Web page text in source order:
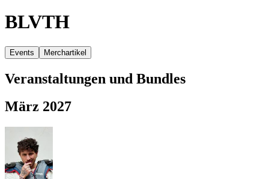
BLVTH
Events Merchartikel
Veranstaltungen und Bundles
März 2027